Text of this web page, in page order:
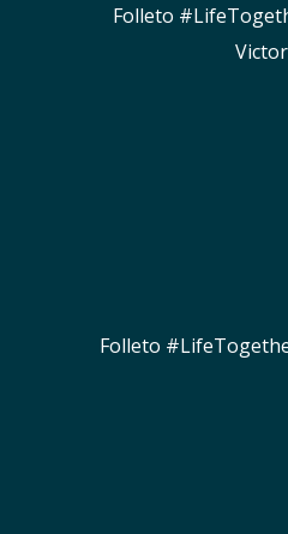
Folleto
Folleto